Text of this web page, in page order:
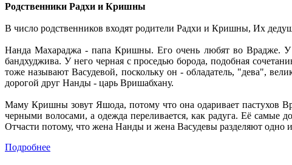
Родственники Радхи и Кришны
В число родственников входят родители Радхи и Кришны, Их
Нанда Махараджа - папа Кришны. Его очень любят во Врадже. У
бандхуджива. У него черная с проседью борода, подобная
тоже называют Васудевой, поскольку он - обладатель, "дева",
дорогой друг Нанды - царь Вришабхану.
Маму Кришны зовут Яшода, потому что она одаривает пастухов
черными волосами, а одежда переливается, как радуга. Её
Отчасти потому, что жена Нанды и жена Васудевы разделяют
Подробнее